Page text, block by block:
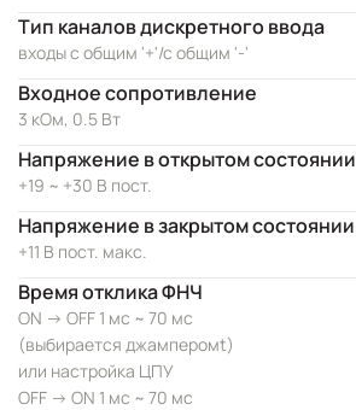
Тип каналов дискретного ввода
входы с общим '+'/с общим '-'
Входное сопротивление
3 кОм, 0.5 Вт
Напряжение в открытом состоянии
+19 ~ +30 В пост.
Напряжение в закрытом состоянии
+11 В пост. макс.
Время отклика ФНЧ
ON -> OFF 1 мс ~ 70 мс
(выбирается джамперомt)
или настройка ЦПУ
OFF -> ON 1 мс ~ 70 мс